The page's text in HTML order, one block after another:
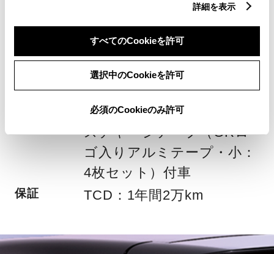
詳細を表示
すべてのCookieを許可
選択中のCookieを許可
必須のCookieのみ許可
地上高
オリジナルより約28mmダ
ウン
オリジナルより約28mmプ
ラス
除く士別フィン、GRディ
スチャージテープ（GRロ
ゴ入りアルミテープ・小：
4枚セット）付車
保証 TCD：1年間2万km